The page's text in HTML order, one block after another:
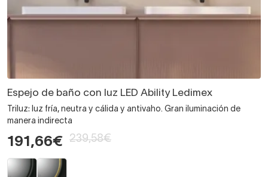
Espejo de baño con luz LED Ability Ledimex
Triluz: luz fría, neutra y cálida y antivaho. Gran iluminación de
manera indirecta
191,66€ 239,58€